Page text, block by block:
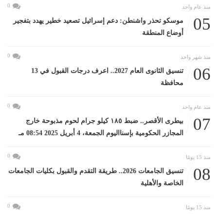
منذ عام واحد 0
05
موسكو تحذر واشنطن: دعم إسرائيل تصعيد خطير يهدد بتفجير
أوضاع المنطقة
منذ شهر واحد 0
06
تنسيق الثانوى العام 2027.. اعرف درجات القبول في 13
محافظة
منذ عام واحد 0
07
بيطرى الأقصر.. ضبط ١٨٥ كيلو جرام لحوم مذبوحة خارج
المجازر الحكومية بإسنااليوم الجمعة، 4 أبريل 2025 08:54 مـ
منذ 15 يومًا 0
08
تنسيق الجامعات 2026.. طريقة التقدم والقبول بكليات الجامعات
الخاصة والأهلية
منذ 15 يومًا 0